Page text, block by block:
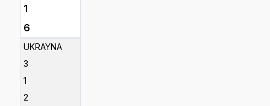
1
6
UKRAYNA
3
1
2